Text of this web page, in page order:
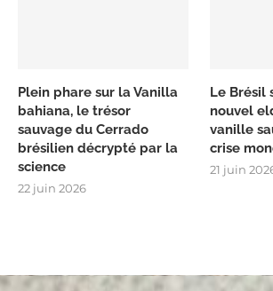
Plein phare sur la Vanilla
bahiana, le trésor
sauvage du Cerrado
brésilien décrypté par la
science
22 juin 2026
Le Brésil
nouvel
vanille
crise
21 juin